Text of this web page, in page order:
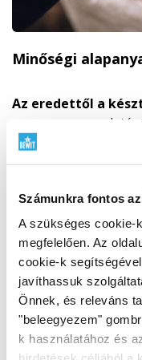
Számunkra fontos
A szükséges cookie-
megfelelően. Az
cookie-k
javíthassuk
Önnek, és releváns
"beleegyezem"
k használatához és
Minőségi
Az eredettől a
nyersanyag
választjuk ki a
eredetet, a
növényi forrásokkal
dolgozunk, ahol
tiszteletét ötvözzük
saját
alapanyagok eredete